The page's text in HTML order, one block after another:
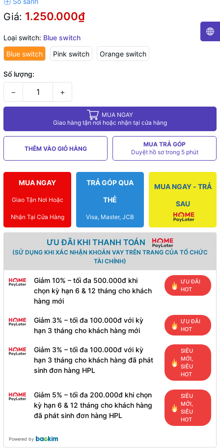
Giá: 1.250.000₫
Loại switch: Blue switch
Blue switch
Pink switch Orange switch
Số lượng:
− +
MUA NGAY
Giao hàng tận nơi hoặc nhận tại cửa hàng
THÊM VÀO GIỎ HÀNG
MUA TRẢ GÓP
Duyệt hồ sơ trong 5 phút
MUA NGAY
Giao Tận Nơi Hoặc
Nhận Tại Cửa Hàng
TRẢ GÓP QUA
THẺ
Visa, Master, JCB
MUA NGAY - TRẢ
SAU
ƯU ĐÃI KHI THANH TOÁN
(SỬ DỤNG KHI XÁC NHẬN KHOẢN VAY TRÊN TRANG CỦA TỔ CHỨC
TÀI CHÍNH)
Giảm 10% – tối đa 500.000đ khi
chọn kỳ hạn 6 & 12 tháng cho khách
hàng mới
ƯU ĐÃI
HOT
Giảm 3% – tối đa 100.000đ với kỳ
hạn 3 tháng cho khách hàng mới
ƯU ĐÃI
HOT
Giảm 3% – tối đa 100.000đ với kỳ
hạn 3 tháng cho khách hàng đã phát
sinh đơn hàng HPL
SIÊU
MỚI,
SIÊU
HOT
Giảm 5% – tối đa 200.000đ khi chọn
kỳ hạn 6 & 12 tháng cho khách hàng
đã phát sinh đơn hàng HPL
SIÊU
MỚI,
SIÊU
HOT
Powered by